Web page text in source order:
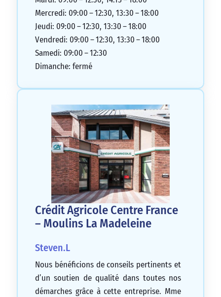
Mercredi: 09:00 – 12:30, 13:30 – 18:00
Jeudi: 09:00 – 12:30, 13:30 – 18:00
Vendredi: 09:00 – 12:30, 13:30 – 18:00
Samedi: 09:00 – 12:30
Dimanche: fermé
Crédit Agricole Centre France
– Moulins La Madeleine
Steven.L
Nous bénéficions de conseils pertinents et
d’un soutien de qualité dans toutes nos
démarches grâce à cette entreprise. Mme